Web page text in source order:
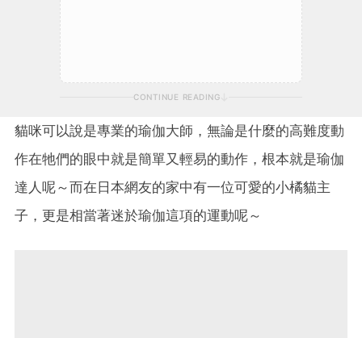
CONTINUE READING
貓咪可以說是專業的瑜伽大師，無論是什麼的高難度動
作在牠們的眼中就是簡單又輕易的動作，根本就是瑜伽
達人呢～而在日本網友的家中有一位可愛的小橘貓主
子，更是相當著迷於瑜伽這項的運動呢～